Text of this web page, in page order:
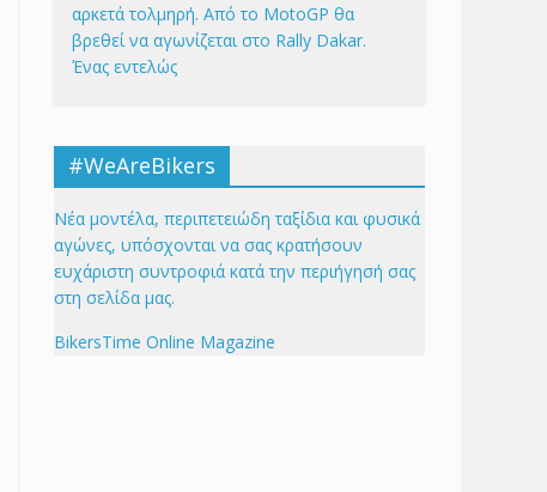
αρκετά τολμηρή. Από το MotoGP θα
βρεθεί να αγωνίζεται στο Rally Dakar.
Ένας εντελώς
#WeAreBikers
Νέα μοντέλα, περιπετειώδη ταξίδια και φυσικά
αγώνες, υπόσχονται να σας κρατήσουν
ευχάριστη συντροφιά κατά την περιήγησή σας
στη σελίδα μας.
BikersTime Online Magazine